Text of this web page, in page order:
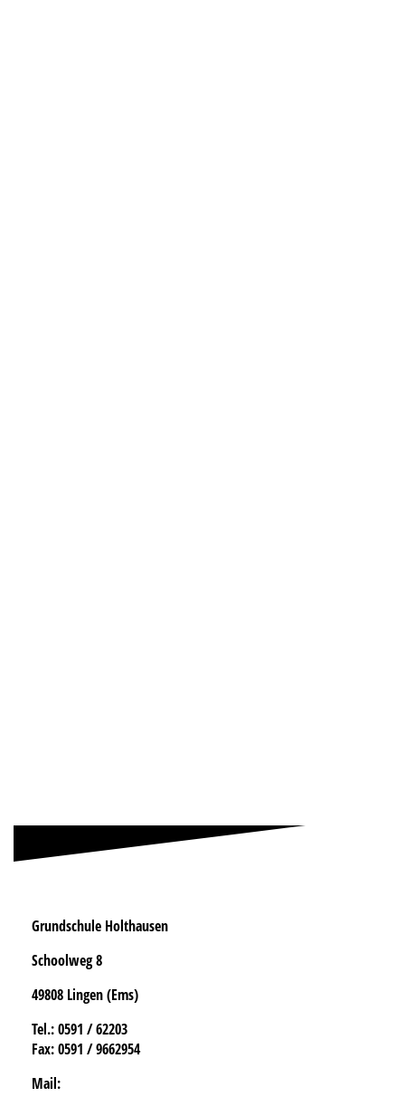
Grundschule Holthausen
Schoolweg 8
49808 Lingen (Ems)
Tel.: 0591 / 62203
Fax:0591 / 9662954
Mail: